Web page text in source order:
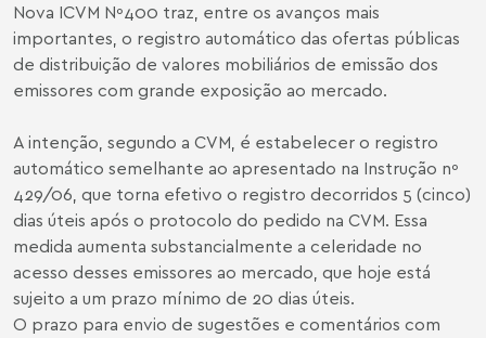
Nova ICVM Nº400 traz, entre os avanços mais
importantes, o registro automático das ofertas públicas
de distribuição de valores mobiliários de emissão dos
emissores com grande exposição ao mercado.
A intenção, segundo a CVM, é estabelecer o registro
automático semelhante ao apresentado na Instrução nº
429/06, que torna efetivo o registro decorridos 5 (cinco)
dias úteis após o protocolo do pedido na CVM. Essa
medida aumenta substancialmente a celeridade no
acesso desses emissores ao mercado, que hoje está
sujeito a um prazo mínimo de 20 dias úteis.
O prazo para envio de sugestões e comentários com